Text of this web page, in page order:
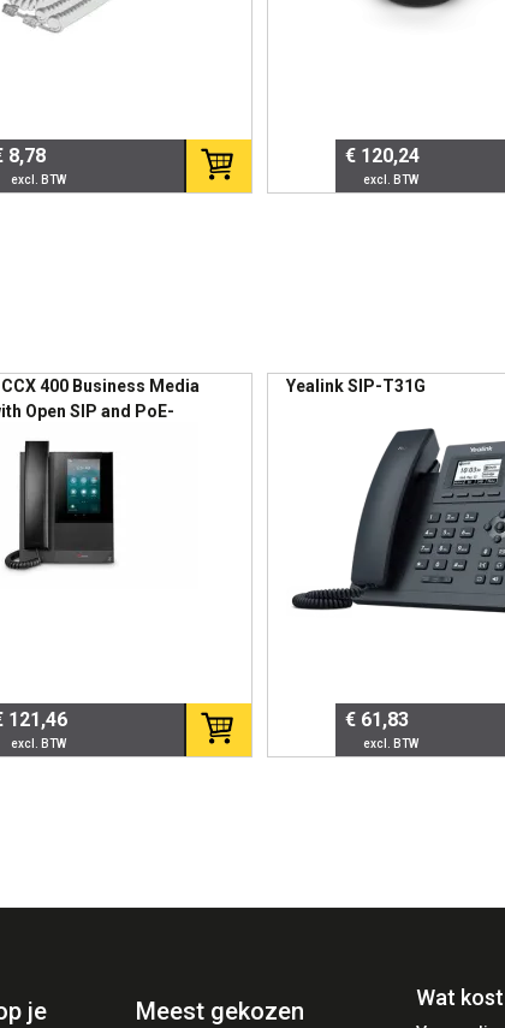
gebruik
kantoorinrichtingen.
bureautelefoon
kleurendisplay
8,78 € 120,24
400 Business Media
Open SIP and PoE-
No localization
121,46
Yealink SIP-T31G
€ 61,83
je
Meest gekozen
Wat